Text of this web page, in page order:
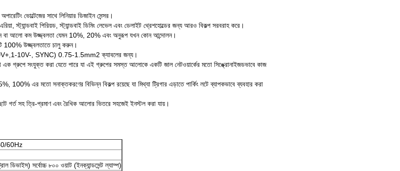
ভোল্টেজের সাথে লিনিয়ার ডিজাইন সেন্সর।
স্ট্যান্ডবাই পিরিয়ড, স্ট্যান্ডবাই ডিমিং লেভেল এবং ডেলাইট থ্রেশহোল্ডের জন্য আরও বিকল্প সরবরাহ করে।
বা আলো কম উজ্জ্বলতা যেমন 10%, 20% এবং অনুরূপ যখন কোন আন্দোলন।
100% উজ্জ্বলতাতে চালু করুন।
10V-, SYNC) 0.75-1.5mm2 ক্যাবলের জন্য।
এক গ্রুপে সংযুক্ত করা যেতে পারে যা এই গ্রুপের সমস্ত আলোকে একটি জাল নেটওয়ার্কের মতো সিঙ্ক্রোনাইজডভাবে কাজ
এর মতো সনাক্তকরণের বিভিন্ন বিকল্প রয়েছে যা মিথ্যা ট্রিগার এড়াতে পার্কিং লটে ব্যাপকভাবে ব্যবহার করা
গর্ত সহ ত্রি-প্রমাণ এবং রৈখিক আলোর ভিতরে সহজেই ইনস্টল করা যায়।
60Hz
ডিভাইস) সর্বোচ্চ ৮০০ ওয়াট (ইনক্যান্ডসেন্ট ল্যাম্প)